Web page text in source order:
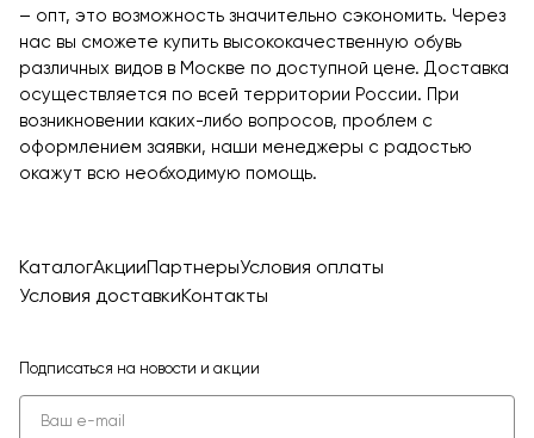
– опт, это возможность значительно сэкономить. Через
нас вы сможете купить высококачественную обувь
различных видов в Москве по доступной цене. Доставка
осуществляется по всей территории России. При
возникновении каких-либо вопросов, проблем с
оформлением заявки, наши менеджеры с радостью
окажут всю необходимую помощь.
КаталогАкции ПартнерыУсловия оплаты
Условия доставкиКонтакты
Подписаться на новости и акции